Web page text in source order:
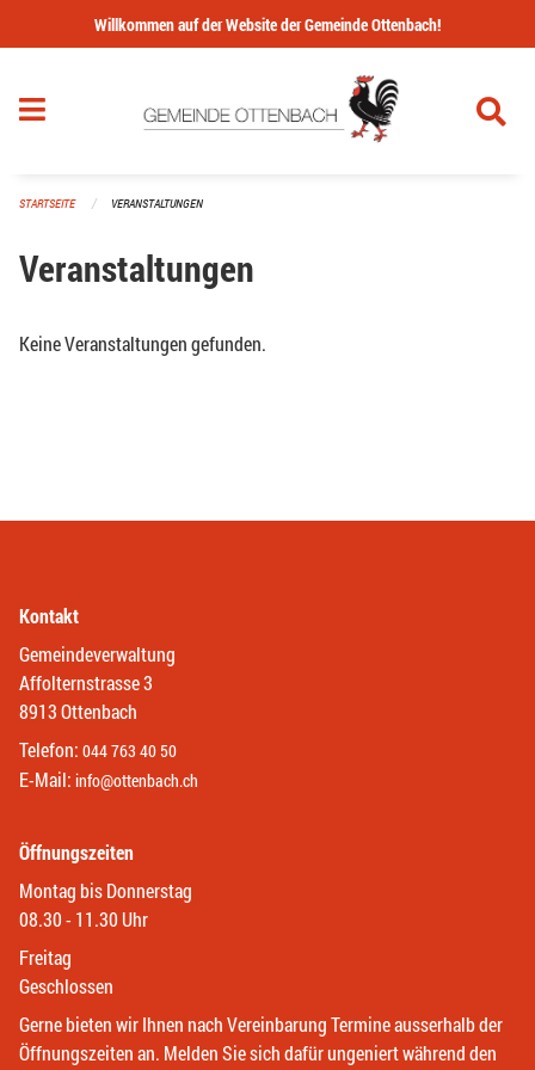
Navigation überspringen
Willkommen auf der Website der Gemeinde Ottenbach!
STARTSEITE VERANSTALTUNGEN
Veranstaltungen
Keine Veranstaltungen gefunden.
Kontakt
Gemeindeverwaltung
Affolternstrasse 3
8913 Ottenbach
Telefon: 044 763 40 50
E-Mail: info@ottenbach.ch
Öffnungszeiten
Montag bis Donnerstag
08.30 - 11.30 Uhr
Freitag
Geschlossen
Gerne bieten wir Ihnen nach Vereinbarung Termine ausserhalb der
Öffnungszeiten an. Melden Sie sich dafür ungeniert während den